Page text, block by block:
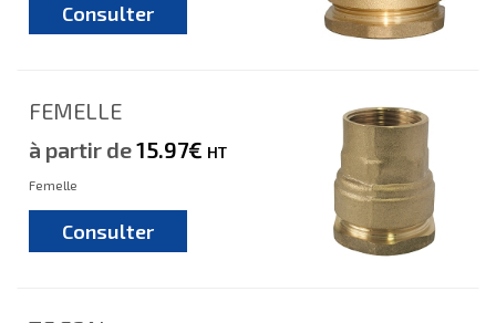
Consulter
FEMELLE
à partir de15.97€ HT
Femelle
Consulter